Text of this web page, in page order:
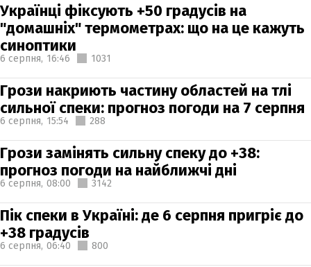
Українці фіксують +50 градусів на
"домашніх" термометрах: що на це кажуть
синоптики
6 серпня, 16:46 1031
Грози накриють частину областей на тлі
сильної спеки: прогноз погоди на 7 серпня
6 серпня, 15:54 288
Грози замінять сильну спеку до +38:
прогноз погоди на найближчі дні
6 серпня, 08:00 3142
Пік спеки в Україні: де 6 серпня пригріє до
+38 градусів
6 серпня, 06:40 800